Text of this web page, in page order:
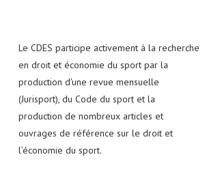
Le CDES participe activement à la recherche
en droit et économie du sport par la
production d'une revue mensuelle
(Jurisport), du Code du sport et la
production de nombreux articles et
ouvrages de référence sur le droit et
l’économie du sport.